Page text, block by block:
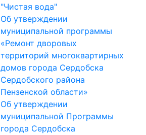
"Чистая вода"
Об утверждении
муниципальной программы
«Ремонт дворовых
территорий многоквартирных
домов города Сердобска
Сердобского района
Пензенской области»
Об утверждении
муниципальной Программы
города Сердобска